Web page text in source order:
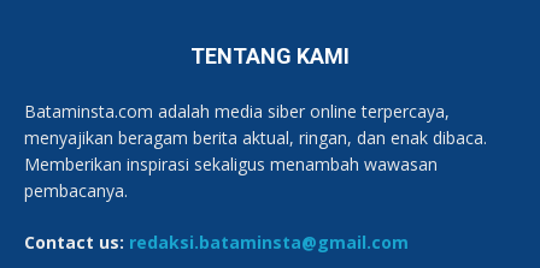
TENTANG KAMI
Bataminsta.com adalah media siber online terpercaya,
menyajikan beragam berita aktual, ringan, dan enak dibaca.
Memberikan inspirasi sekaligus menambah wawasan
pembacanya.
Contact us: redaksi.bataminsta@gmail.com